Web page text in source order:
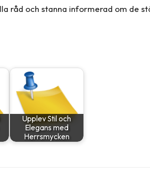
råd och stanna informerad om de
Upplev Stil och
Elegans med
Herrsmycken